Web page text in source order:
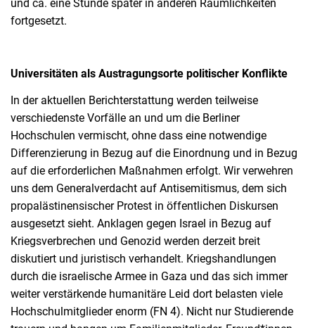
und ca. eine Stunde später in anderen Räumlichkeiten
fortgesetzt.
Universitäten als Austragungsorte politischer Konflikte
In der aktuellen Berichterstattung werden teilweise
verschiedenste Vorfälle an und um die Berliner
Hochschulen vermischt, ohne dass eine notwendige
Differenzierung in Bezug auf die Einordnung und in Bezug
auf die erforderlichen Maßnahmen erfolgt. Wir verwehren
uns dem Generalverdacht auf Antisemitismus, dem sich
propalästinensischer Protest in öffentlichen Diskursen
ausgesetzt sieht. Anklagen gegen Israel in Bezug auf
Kriegsverbrechen und Genozid werden derzeit breit
diskutiert und juristisch verhandelt. Kriegshandlungen
durch die israelische Armee in Gaza und das sich immer
weiter verstärkende humanitäre Leid dort belasten viele
Hochschulmitglieder enorm (FN 4). Nicht nur Studierende